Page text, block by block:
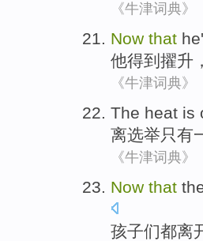
《牛津词典》
Now that he
他得到 擢升
《牛津词典》
The heat is
离选举只有
《牛津词典》
Now that
孩子们都离